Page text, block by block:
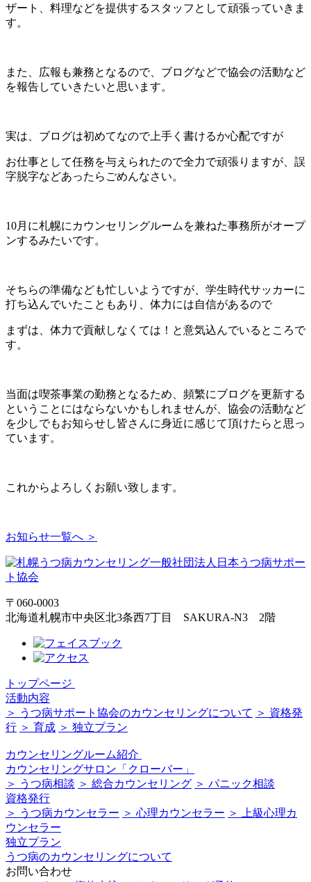
ザート、料理などを提供するスタッフとして頑張っていきま
す。
また、広報も兼務となるので、ブログなどで協会の活動など
を報告していきたいと思います。
実は、ブログは初めてなので上手く書けるか心配ですが
お仕事として任務を与えられたので全力で頑張りますが、誤
字脱字などあったらごめんなさい。
10月に札幌にカウンセリングルームを兼ねた事務所がオープ
ンするみたいです。
そちらの準備なども忙しいようですが、学生時代サッカーに
打ち込んでいたこともあり、体力には自信があるので
まずは、体力で貢献しなくては！と意気込んでいるところで
す。
当面は喫茶事業の勤務となるため、頻繁にブログを更新する
ということにはならないかもしれませんが、協会の活動など
を少しでもお知らせし皆さんに身近に感じて頂けたらと思っ
ています。
これからよろしくお願い致します。
お知らせ一覧へ ＞
〒060-0003
北海道札幌市中央区北3条西7丁目 SAKURA-N3 2階
トップページ
活動内容
＞ うつ病サポート協会のカウンセリングについて ＞ 資格発
行 ＞ 育成 ＞ 独立プラン
カウンセリングルーム紹介
カウンセリングサロン「クローバー」
＞ うつ病相談 ＞ 総合カウンセリング ＞ パニック相談
資格発行
＞ うつ病カウンセラー ＞ 心理カウンセラー ＞ 上級心理カ
ウンセラー
独立プラン
うつ病のカウンセリングについて
お問い合わせ